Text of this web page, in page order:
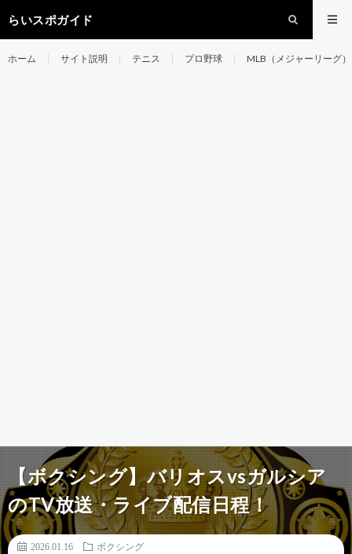
らいスポガイド
ホーム サイト説明 テニス プロ野球 MLB（メジャーリーグ）
【ボクシング】バリオスvsガルシア
のTV放送・ライブ配信日程！
2026.01.16
ボクシング